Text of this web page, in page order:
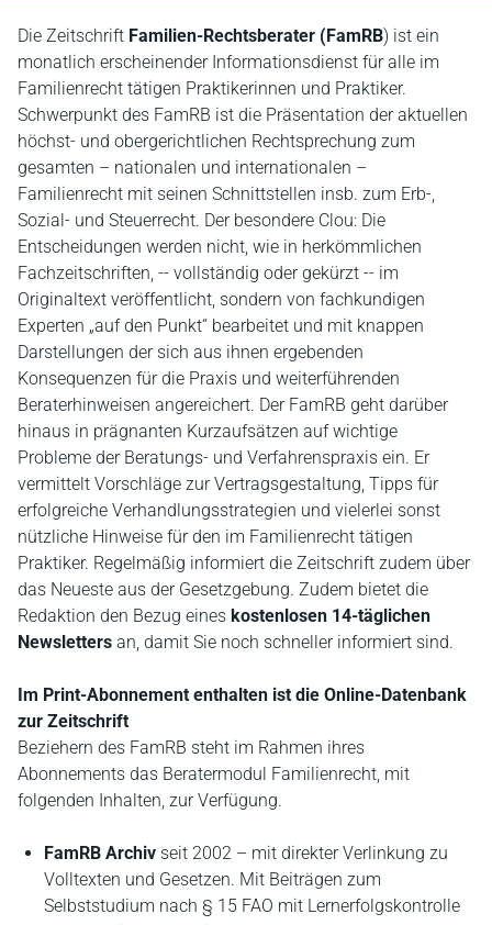
Die Zeitschrift Familien-Rechtsberater (FamRB) ist ein
monatlich erscheinender Informationsdienst für alle im
Familienrecht tätigen Praktikerinnen und Praktiker.
Schwerpunkt des FamRB ist die Präsentation der aktuellen
höchst- und obergerichtlichen Rechtsprechung zum
gesamten – nationalen und internationalen –
Familienrecht mit seinen Schnittstellen insb. zum Erb-,
Sozial- und Steuerrecht. Der besondere Clou: Die
Entscheidungen werden nicht, wie in herkömmlichen
Fachzeitschriften, -- vollständig oder gekürzt -- im
Originaltext veröffentlicht, sondern von fachkundigen
Experten „auf den Punkt“ bearbeitet und mit knappen
Darstellungen der sich aus ihnen ergebenden
Konsequenzen für die Praxis und weiterführenden
Beraterhinweisen angereichert. Der FamRB geht darüber
hinaus in prägnanten Kurzaufsätzen auf wichtige
Probleme der Beratungs- und Verfahrenspraxis ein. Er
vermittelt Vorschläge zur Vertragsgestaltung, Tipps für
erfolgreiche Verhandlungsstrategien und vielerlei sonst
nützliche Hinweise für den im Familienrecht tätigen
Praktiker. Regelmäßig informiert die Zeitschrift zudem über
das Neueste aus der Gesetzgebung. Zudem bietet die
Redaktion den Bezug eines kostenlosen 14-täglichen
Newsletters an, damit Sie noch schneller informiert sind.
Im Print-Abonnement enthalten ist die Online-Datenbank
zur Zeitschrift
Beziehern des FamRB steht im Rahmen ihres
Abonnements das Beratermodul Familienrecht, mit
folgenden Inhalten, zur Verfügung.
FamRB Archiv seit 2002 – mit direkter Verlinkung zu
Volltexten und Gesetzen. Mit Beiträgen zum
Selbststudium nach § 15 FAO mit Lernerfolgskontrolle